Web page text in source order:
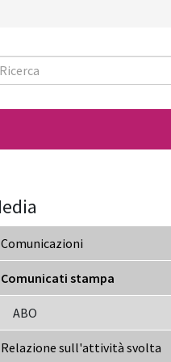
Comunicazioni
Comunicati stampa
ABO
Relazione sull'attività svolta